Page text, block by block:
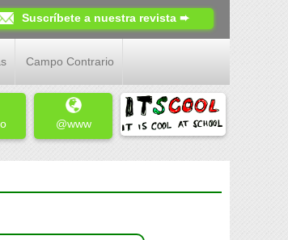
Suscríbete a nuestra revista ➨
Campo Contrario
@www